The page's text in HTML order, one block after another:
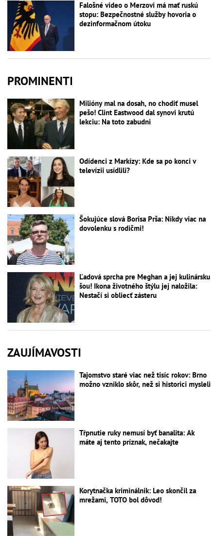
Falošné video o Merzovi má mať ruskú
stopu: Bezpečnostné služby hovoria o
dezinformačnom útoku
PROMINENTI
Milióny mal na dosah, no chodiť musel
pešo! Clint Eastwood dal synovi krutú
lekciu: Na toto zabudni
Odídenci z Markízy: Kde sa po konci v
televízii usídlili?
Šokujúce slová Borisa Prša: Nikdy viac na
dovolenku s rodičmi!
Ľadová sprcha pre Meghan a jej kulinársku
šou! Ikona životného štýlu jej naložila:
Nestačí si obliecť zásteru
ZAUJÍMAVOSTI
Tajomstvo staré viac než tisíc rokov: Brno
možno vzniklo skôr, než si historici mysleli
Tŕpnutie ruky nemusí byť banalita: Ak
máte aj tento príznak, nečakajte
Korytnačka kriminálnik: Leo skončil za
mrežami, TOTO bol dôvod!